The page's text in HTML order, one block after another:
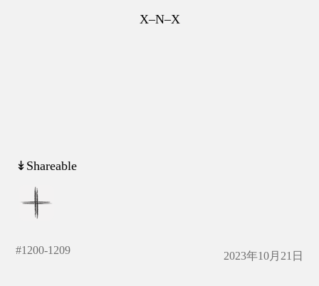
X–N–X
↡Shareable
#1200-1209 2023年10月21日